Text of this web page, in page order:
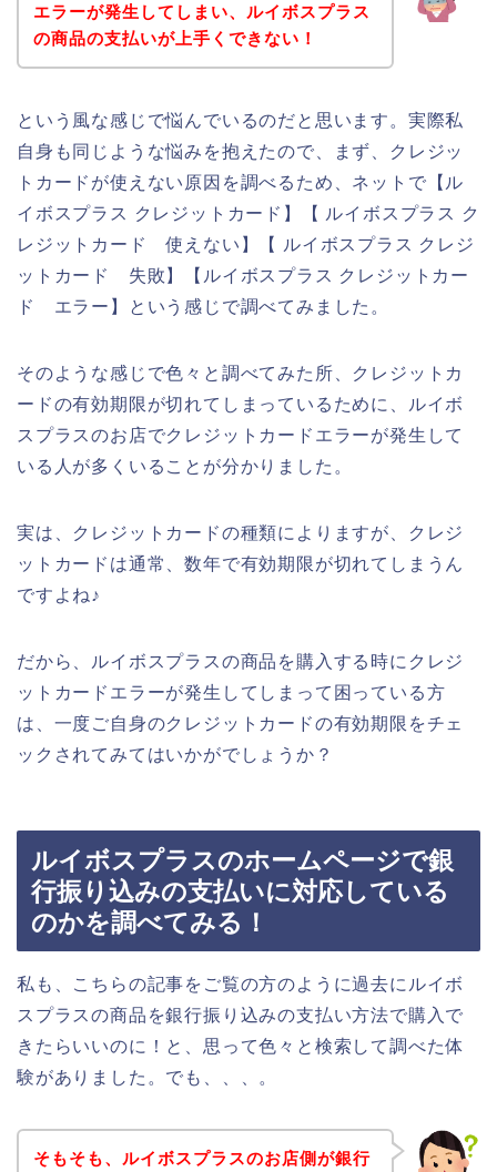
エラーが発生してしまい、ルイボスプラス
の商品の支払いが上手くできない！
という風な感じで悩んでいるのだと思います。実際私
自身も同じような悩みを抱えたので、まず、クレジッ
トカードが使えない原因を調べるため、ネットで【ル
イボスプラス クレジットカード】【 ルイボスプラス ク
レジットカード 使えない】【 ルイボスプラス クレジ
ットカード 失敗】【ルイボスプラス クレジットカー
ド エラー】という感じで調べてみました。
そのような感じで色々と調べてみた所、クレジットカ
ードの有効期限が切れてしまっているために、ルイボ
スプラスのお店でクレジットカードエラーが発生して
いる人が多くいることが分かりました。
実は、クレジットカードの種類によりますが、クレジ
ットカードは通常、数年で有効期限が切れてしまうん
ですよね♪
だから、ルイボスプラスの商品を購入する時にクレジ
ットカードエラーが発生してしまって困っている方
は、一度ご自身のクレジットカードの有効期限をチェ
ックされてみてはいかがでしょうか？
ルイボスプラスのホームページで銀
行振り込みの支払いに対応している
のかを調べてみる！
私も、こちらの記事をご覧の方のように過去にルイボ
スプラスの商品を銀行振り込みの支払い方法で購入で
きたらいいのに！と、思って色々と検索して調べた体
験がありました。でも、、、。
そもそも、ルイボスプラスのお店側が銀行